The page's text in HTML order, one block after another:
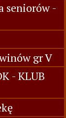
seniorów -
gr V
- KLUB